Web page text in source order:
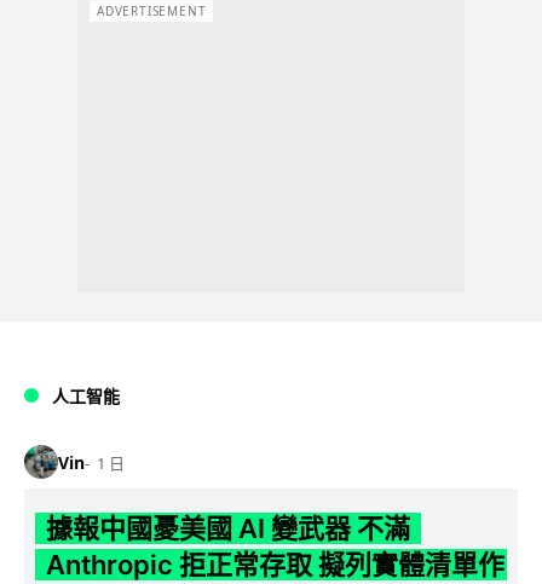
ADVERTISEMENT
人工智能
Vin 1 日
據報中國憂美國 AI 變武器 不滿
Anthropic 拒正常存取 擬列實體清單作